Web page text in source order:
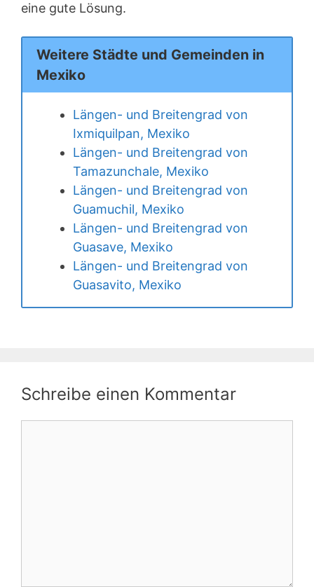
eine gute Lösung.
Weitere Städte und Gemeinden in
Mexiko
Längen- und Breitengrad von
Ixmiquilpan, Mexiko
Längen- und Breitengrad von
Tamazunchale, Mexiko
Längen- und Breitengrad von
Guamuchil, Mexiko
Längen- und Breitengrad von
Guasave, Mexiko
Längen- und Breitengrad von
Guasavito, Mexiko
Schreibe einen Kommentar